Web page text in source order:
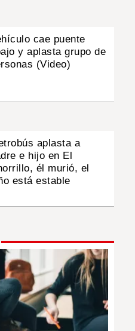
cae puente
y aplasta grupo de
(Video)
aplasta a
e hijo en El
él murió, el
está estable